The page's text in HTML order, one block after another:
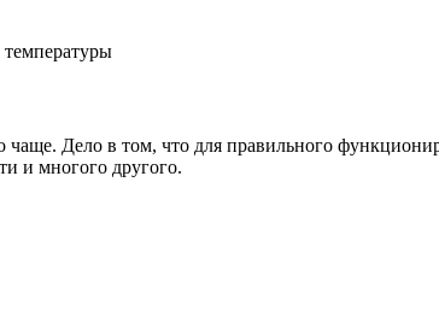
температуры
Дело в том, что для правильного
и многого другого.